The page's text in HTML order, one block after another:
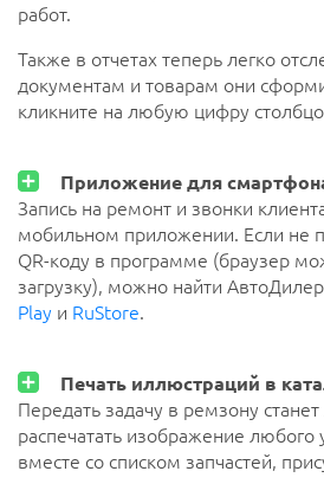
работ.
Также в отчетах теперь легко
документам и товарам они
кликните на любую цифру
Приложение для
Запись на ремонт и звонки
мобильном приложении. Если не
QR-коду в программе (браузер
загрузку), можно найти
Play и RuStore.
Печать иллюстраций в
Передать задачу в ремзону
распечатать изображение любого
вместе со списком запчастей,